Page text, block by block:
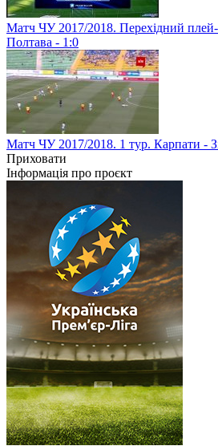
Матч ЧУ 2017/2018. Перехідний
Полтава - 1:0
Матч ЧУ 2017/2018. 1 тур. Карпати -
Приховати
Інформація про проєкт